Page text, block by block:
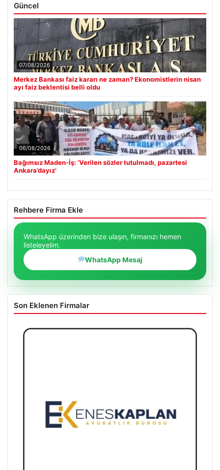
Güncel
07/08/2026
Merkez Bankası faiz kararı ne zaman? Ekonomistlerin nisan
ayı faiz beklentisi belli oldu
06/08/2026
Bağımsız Maden-İş: ‘Verilen sözler tutulmadı, pazartesi
Ankara’dayız’
Rehbere Firma Ekle
WhatsApp üzerinden bize ulaşın, firmanızı hemen
listeleyelim.
WhatsApp Mesaj
Son Eklenen Firmalar